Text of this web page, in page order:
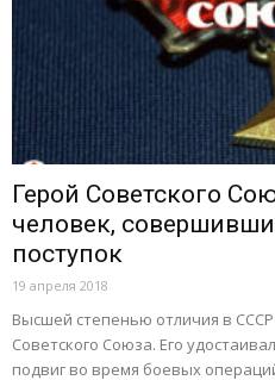
Герой Советского
человек,
поступок
19 апреля 2018
Высшей степенью отличия в
Советского Союза. Его
подвиг во время боевых